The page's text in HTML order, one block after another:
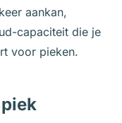
aankan,
capaciteit die je
voor pieken.